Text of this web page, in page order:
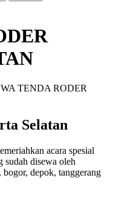
TENDA RODER
Selatan
acara spesial
sudah disewa oleh
bogor, depok, tanggerang